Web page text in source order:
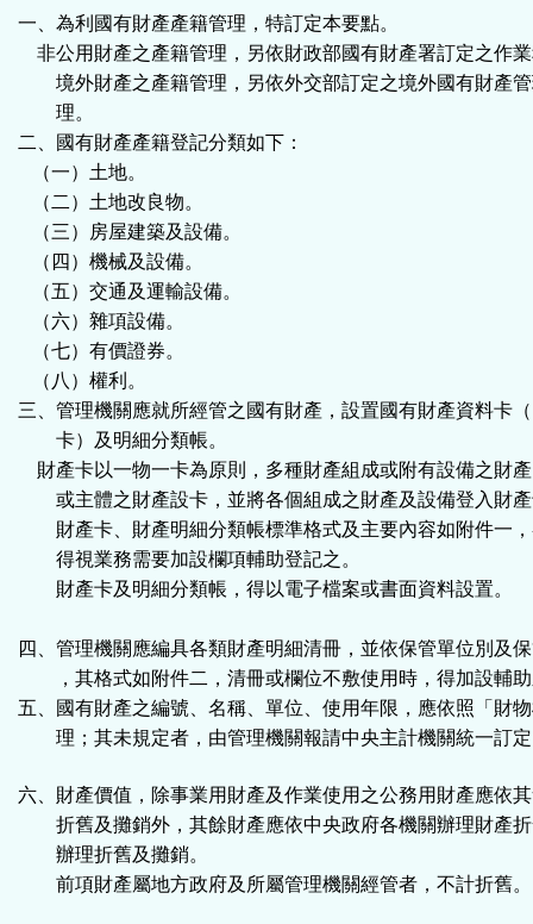
功
能
按
鈕
區
一、為利國有財產產籍管理，特訂定本要點。
非公用財產之產籍管理，另依財政部國有財產署訂定之作
境外財產之產籍管理，另依外交部訂定之境外國有財產管
理。
二、國有財產產籍登記分類如下：
（一）土地。
（二）土地改良物。
（三）房屋建築及設備。
（四）機械及設備。
（五）交通及運輸設備。
（六）雜項設備。
（七）有價證券。
（八）權利。
三、管理機關應就所經管之國有財產，設置國有財產資料卡
卡）及明細分類帳。
財產卡以一物一卡為原則，多種財產組成或附有設備之財
或主體之財產設卡，並將各個組成之財產及設備登入財
財產卡、財產明細分類帳標準格式及主要內容如附件一，
得視業務需要加設欄項輔助登記之。
財產卡及明細分類帳，得以電子檔案或書面資料設置。
四、管理機關應編具各類財產明細清冊，並依保管單位別及
，其格式如附件二，清冊或欄位不敷使用時，得加設輔
五、國有財產之編號、名稱、單位、使用年限，應依照「財
理；其未規定者，由管理機關報請中央主計機關統一訂
六、財產價值，除事業用財產及作業使用之公務用財產應依
折舊及攤銷外，其餘財產應依中央政府各機關辦理財產折
辦理折舊及攤銷。
前項財產屬地方政府及所屬管理機關經管者，不計折舊。